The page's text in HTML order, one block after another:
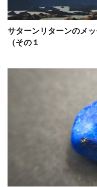
サターンリターンのメ
（その１